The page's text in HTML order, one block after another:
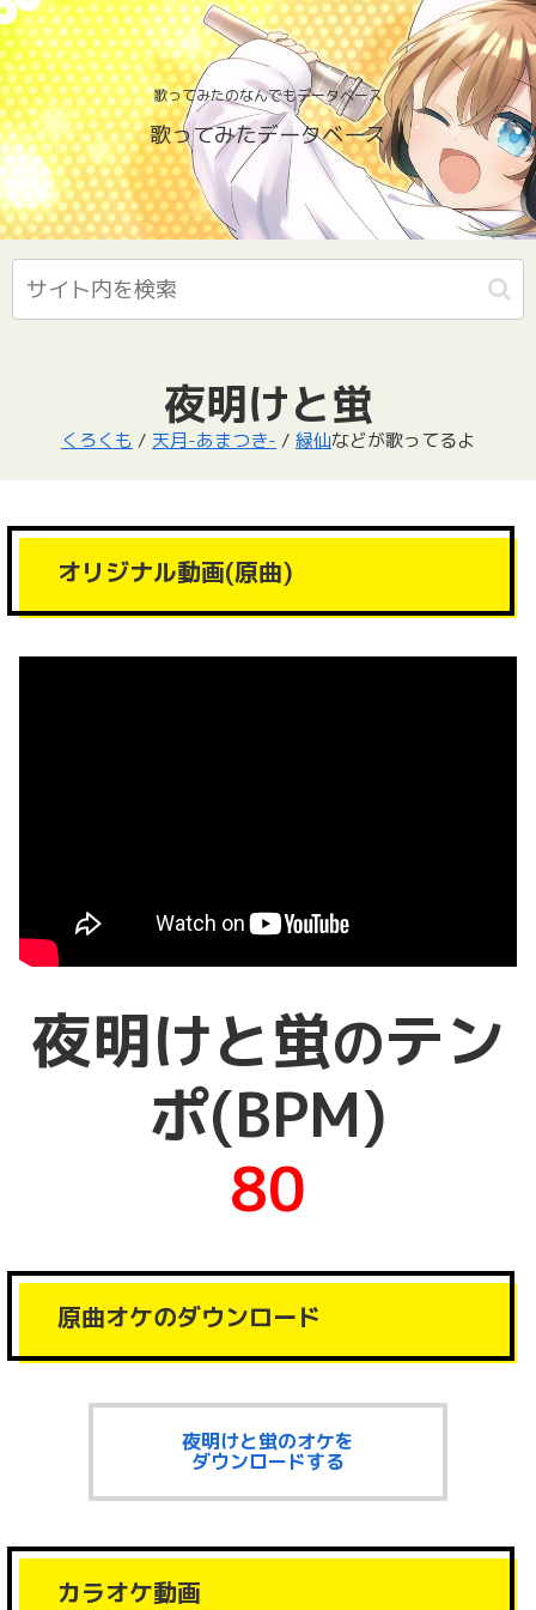
歌ってみたのなんでもデータベース
歌ってみたデータベース
夜明けと蛍
くろくも / 天月-あまつき- / 緑仙などが歌ってるよ
オリジナル動画(原曲)
夜明けと蛍のテン
ポ(BPM)
80
原曲オケのダウンロード
夜明けと蛍のオケを
ダウンロードする
カラオケ動画